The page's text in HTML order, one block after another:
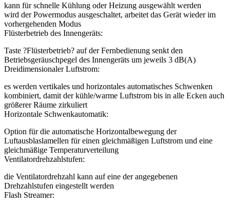
kann für schnelle Kühlung oder Heizung ausgewählt werden
wird der Powermodus ausgeschaltet, arbeitet das Gerät wieder im
vorhergehenden Modus
Flüsterbetrieb des Innengeräts:
Taste ?Flüsterbetrieb? auf der Fernbedienung senkt den
Betriebsgeräuschpegel des Innengeräts um jeweils 3 dB(A)
Dreidimensionaler Luftstrom:
es werden vertikales und horizontales automatisches Schwenken
kombiniert, damit der kühle/warme Luftstrom bis in alle Ecken auch
größerer Räume zirkuliert
Horizontale Schwenkautomatik:
Option für die automatische Horizontalbewegung der
Luftausblaslamellen für einen gleichmäßigen Luftstrom und eine
gleichmäßige Temperaturverteilung
Ventilatordrehzahlstufen:
die Ventilatordrehzahl kann auf eine der angegebenen
Drehzahlstufen eingestellt werden
Flash Streamer: